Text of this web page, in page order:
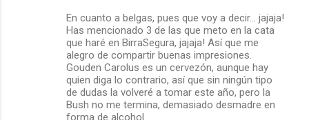
En cuanto a belgas, pues que voy a decir... jajaja!
Has mencionado 3 de las que meto en la cata
que haré en BirraSegura, jajaja! Así que me
alegro de compartir buenas impresiones.
Gouden Carolus es un cervezón, aunque hay
quien diga lo contrario, así que sin ningún tipo
de dudas la volveré a tomar este año, pero la
Bush no me termina, demasiado desmadre en
forma de alcohol.